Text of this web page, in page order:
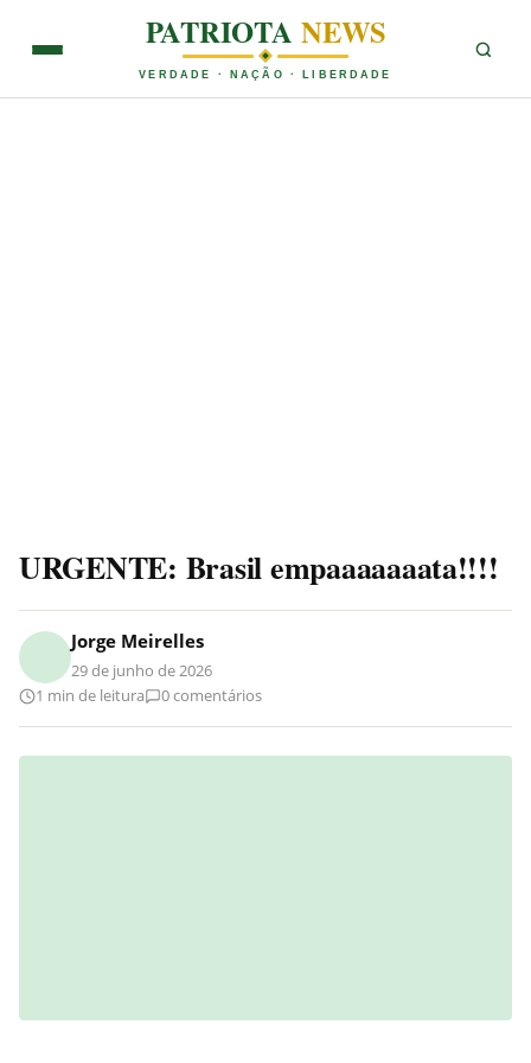
PATRIOTANEWS
VERDADE · NAÇÃO · LIBERDADE
URGENTE: Brasil empaaaaaaata!!!!
Jorge Meirelles
29 de junho de 2026
1 min de leitura
0 comentários